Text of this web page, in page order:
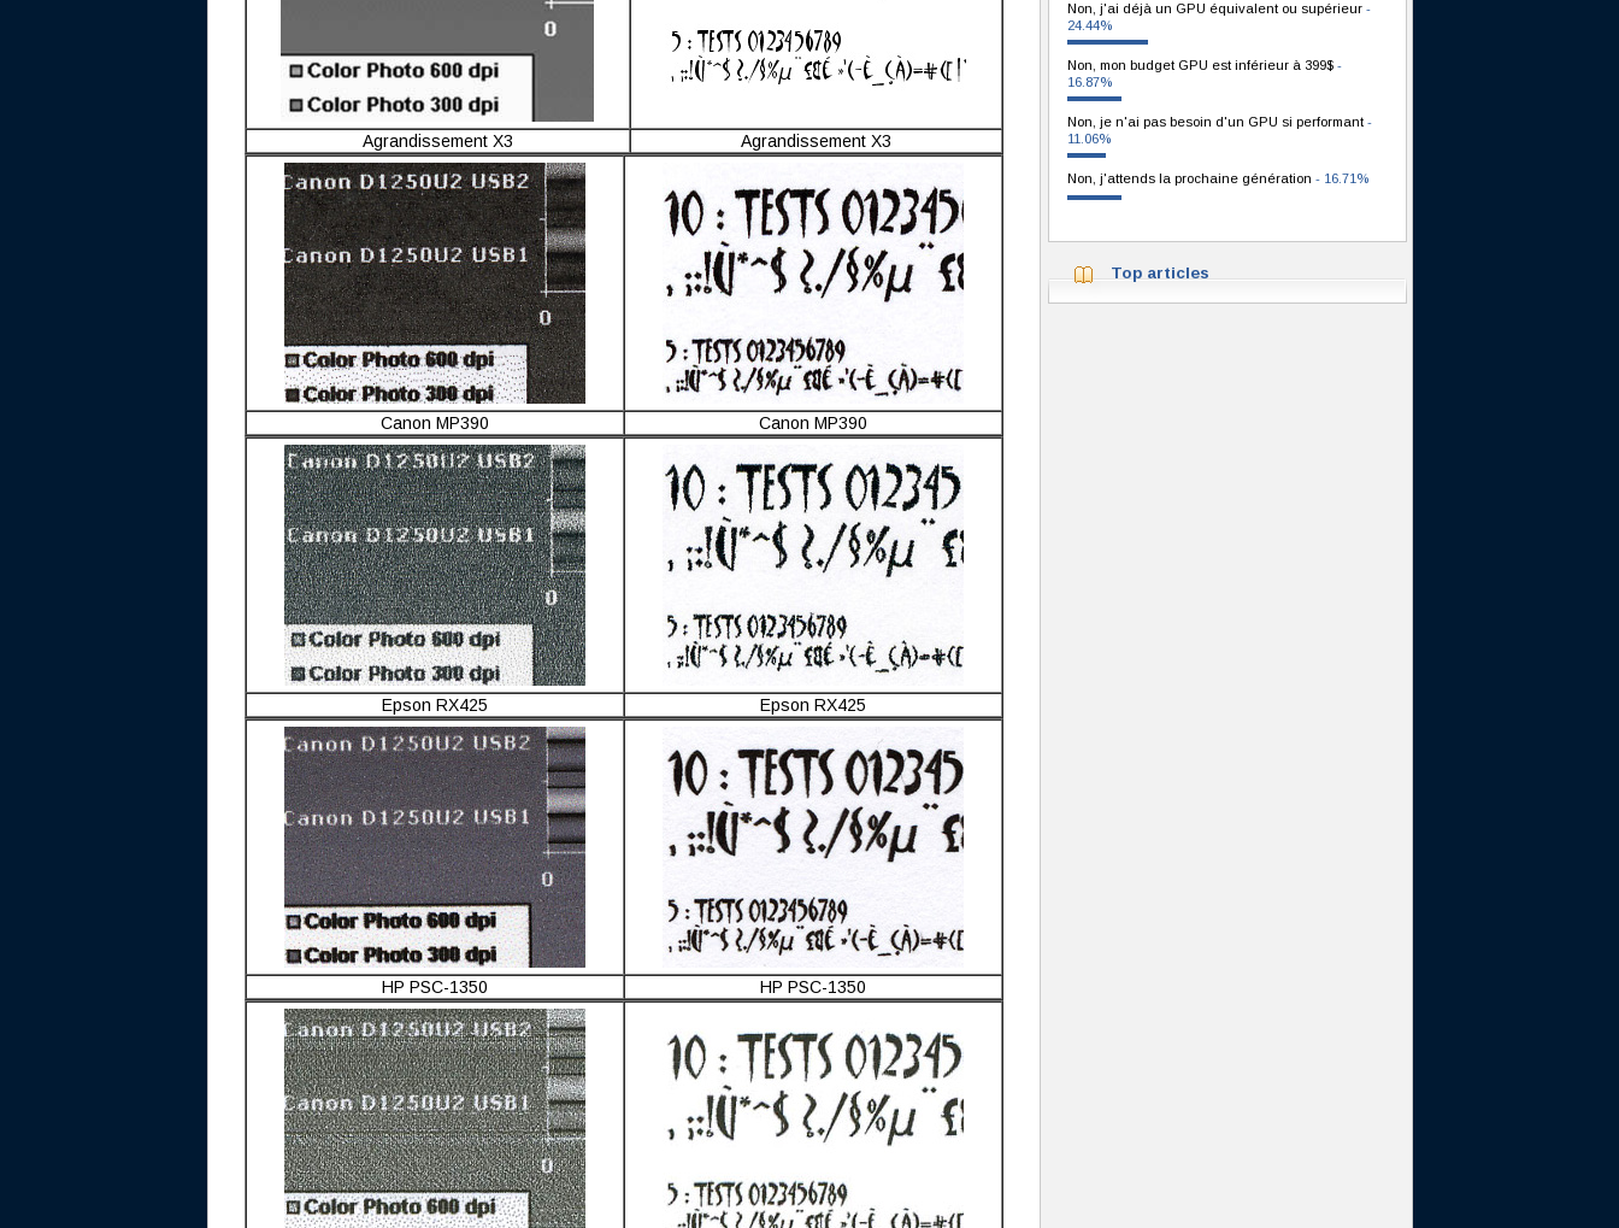
Agrandissement X3 Agrandissement X3
Canon MP390 Canon MP390
Epson RX425 Epson RX425
HP PSC-1350 HP PSC-1350
Non, j'ai déjà un GPU équivalent ou supérieur -
24.44%
Non, mon budget GPU est inférieur à 399$ -
16.87%
Non, je n'ai pas besoin d'un GPU si performant -
11.06%
Non, j'attends la prochaine génération - 16.71%
Top articles